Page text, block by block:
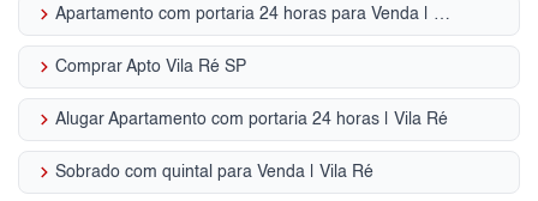
keyboard_arrow_right Apartamento com portaria 24 horas para Venda | Vila Ré
keyboard_arrow_right Comprar Apto Vila Ré SP
keyboard_arrow_right Alugar Apartamento com portaria 24 horas | Vila Ré
keyboard_arrow_right Sobrado com quintal para Venda | Vila Ré